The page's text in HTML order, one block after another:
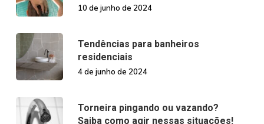
10 de junho de 2024
Tendências para banheiros
residenciais
4 de junho de 2024
Torneira pingando ou vazando?
Saiba como agir nessas situações!